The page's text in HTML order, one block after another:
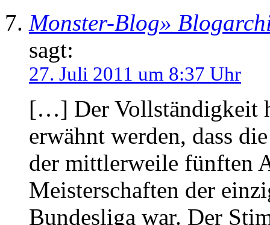
Monster-Blog»
sagt:
27. Juli 2011 um 8:37 Uhr
[…] Der Vollständigkeit
erwähnt werden, dass
der mittlerweile fünften
Meisterschaften der
Bundesliga war. Der